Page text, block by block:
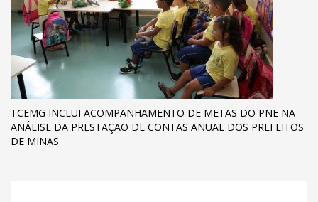
TCEMG INCLUI ACOMPANHAMENTO DE METAS DO PNE NA
ANÁLISE DA PRESTAÇÃO DE CONTAS ANUAL DOS PREFEITOS
DE MINAS